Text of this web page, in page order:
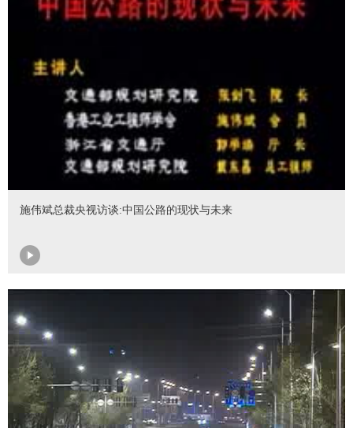
施伟斌总裁央视访谈:中国公路的现状与未来